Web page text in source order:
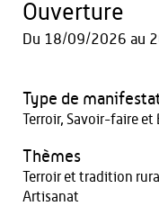
Ouverture
Du 18/09/2026 au
Type de
Terroir, Savoir-faire
Thèmes
Terroir et tradition
Artisanat